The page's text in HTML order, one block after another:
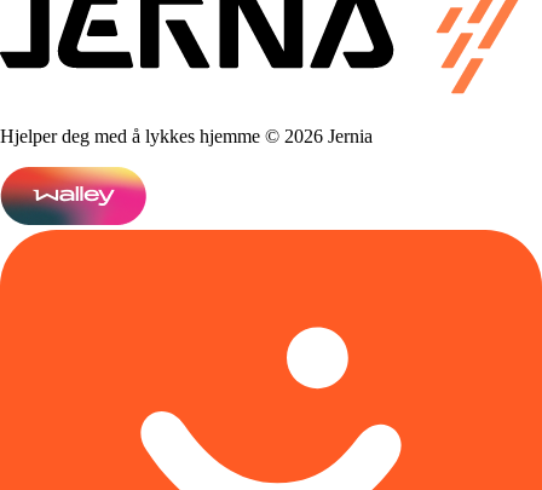
Hjelper deg med å lykkes hjemme © 2026 Jernia